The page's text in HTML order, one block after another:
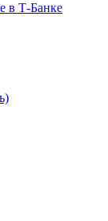
в Т-Банке